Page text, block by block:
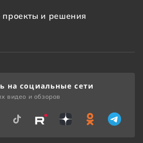
проекты и решения
на социальные сети
видео и обзоров